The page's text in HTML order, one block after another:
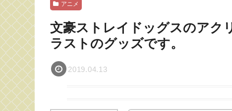
アニメ
文豪ストレイドッグスのア
ラストのグッズです。
2019.04.13